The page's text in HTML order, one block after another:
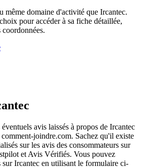
même domaine d'activité que Ircantec.
pour accéder à sa fiche détaillée,
avis laissés à propos de Ircantec
joindre.com. Sachez qu'il existe
sur les avis des consommateurs sur
et Avis Vérifiés. Vous pouvez
sur Ircantec en utilisant le formulaire ci-